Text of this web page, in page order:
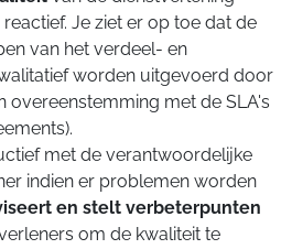
Je ziet er op toe dat de
van het verdeel- en
worden uitgevoerd door
overeenstemming met de SLA's
met de verantwoordelijke
indien er problemen worden
en stelt verbeterpunten
om de kwaliteit te